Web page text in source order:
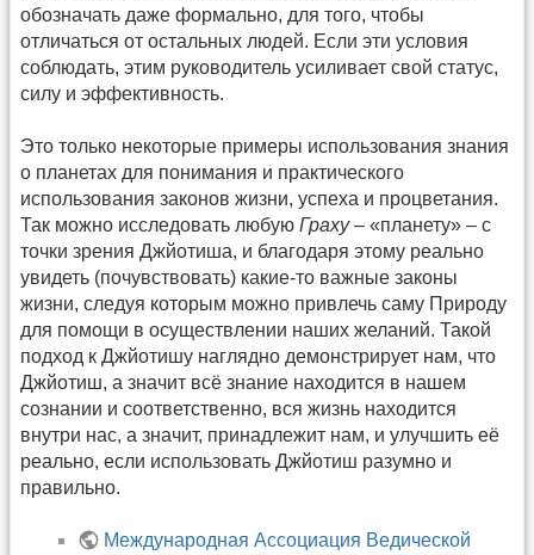
обозначать даже формально, для того, чтобы
отличаться от остальных людей. Если эти условия
соблюдать, этим руководитель усиливает свой статус,
силу и эффективность.
Это только некоторые примеры использования знания
о планетах для понимания и практического
использования законов жизни, успеха и процветания.
Так можно исследовать любую Граху– «планету» – с
точки зрения Джйотиша, и благодаря этому реально
увидеть (почувствовать) какие-то важные законы
жизни, следуя которым можно привлечь саму Природу
для помощи в осуществлении наших желаний. Такой
подход к Джйотишу наглядно демонстрирует нам, что
Джйотиш, а значит всё знание находится в нашем
сознании и соответственно, вся жизнь находится
внутри нас, а значит, принадлежит нам, и улучшить её
реально, если использовать Джйотиш разумно и
правильно.
Международная Ассоциация Ведической